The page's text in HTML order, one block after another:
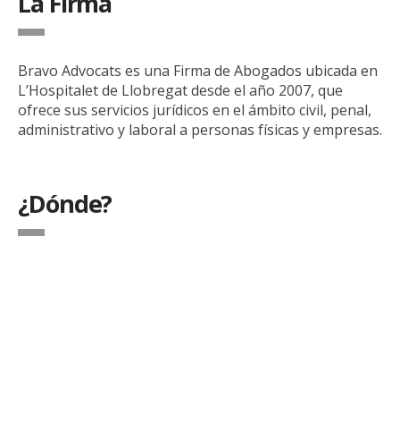
Bravo Advocats es una Firma de Abogados ubicada en
L’Hospitalet de Llobregat desde el año 2007, que
ofrece sus servicios jurídicos en el ámbito civil, penal,
administrativo y laboral a personas físicas y empresas.
¿Dónde?